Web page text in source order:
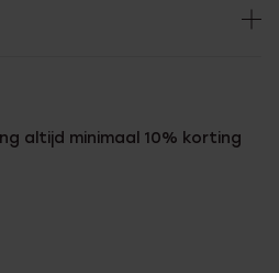
altijd minimaal 10% korting